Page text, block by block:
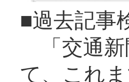
■過去記事
「交通
て、これ